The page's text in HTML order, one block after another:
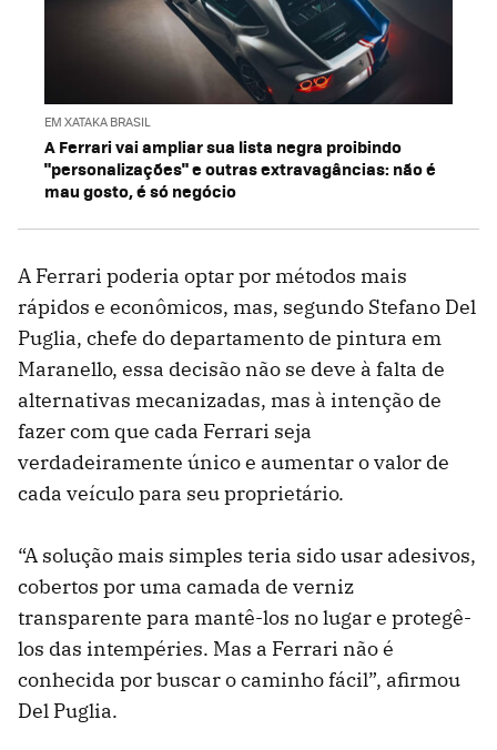
EM XATAKA BRASIL
A Ferrari vai ampliar sua lista negra proibindo
"personalizações" e outras extravagâncias: não é
mau gosto, é só negócio
A Ferrari poderia optar por métodos mais
rápidos e econômicos, mas, segundo Stefano Del
Puglia, chefe do departamento de pintura em
Maranello, essa decisão não se deve à falta de
alternativas mecanizadas, mas à intenção de
fazer com que cada Ferrari seja
verdadeiramente único e aumentar o valor de
cada veículo para seu proprietário.
“A solução mais simples teria sido usar adesivos,
cobertos por uma camada de verniz
transparente para mantê-los no lugar e protegê-
los das intempéries. Mas a Ferrari não é
conhecida por buscar o caminho fácil”, afirmou
Del Puglia.